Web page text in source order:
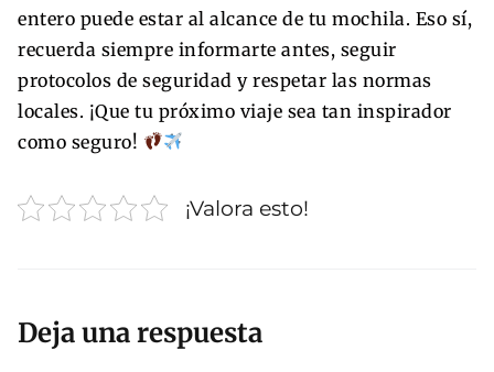
entero puede estar al alcance de tu mochila. Eso sí,
recuerda siempre informarte antes, seguir
protocolos de seguridad y respetar las normas
locales. ¡Que tu próximo viaje sea tan inspirador
como seguro!
¡Valora esto!
Deja una respuesta